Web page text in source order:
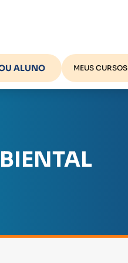
ALUNO MEUS CURSOS